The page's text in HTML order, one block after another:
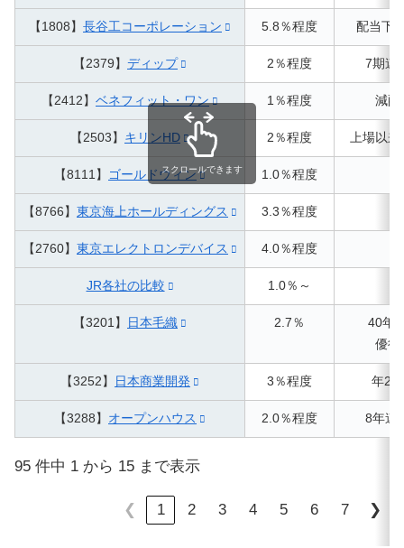
【1808】 長谷工コーポレーション 5.8％程度 配当下
【2379】 ディップ 2％程度 7期連
【2412】 ベネフィット・ワン 1％程度 減配
【2503】 キリンHD 2％程度 上場以
【8111】 ゴールドウィン 1.0％程度
【8766】 東京海上ホールディングス 3.3％程度
【2760】 東京エレクトロンデバイス 4.0％程度
JR各社の比較 1.0％～
【3201】 日本毛織 2.7％
40年
優待
【3252】 日本商業開発 3％程度 年2
【3288】 オープンハウス 2.0％程度 8年連
95 件中 1 から 15 まで表示
❮ 1 2 3 4 5 6 7 ❯
スクロールできます